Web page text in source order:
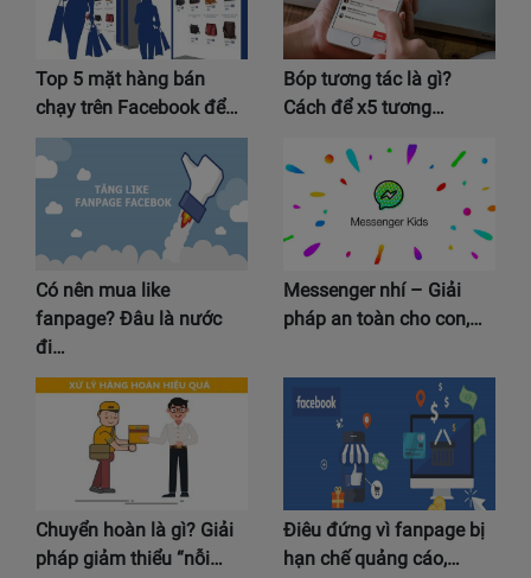
Top 5 mặt hàng bán
chạy trên Facebook để…
Bóp tương tác là gì?
Cách để x5 tương…
Có nên mua like
fanpage? Đâu là nước
đi…
Messenger nhí – Giải
pháp an toàn cho con,…
Chuyển hoàn là gì? Giải
pháp giảm thiểu “nỗi…
Điêu đứng vì fanpage bị
hạn chế quảng cáo,…